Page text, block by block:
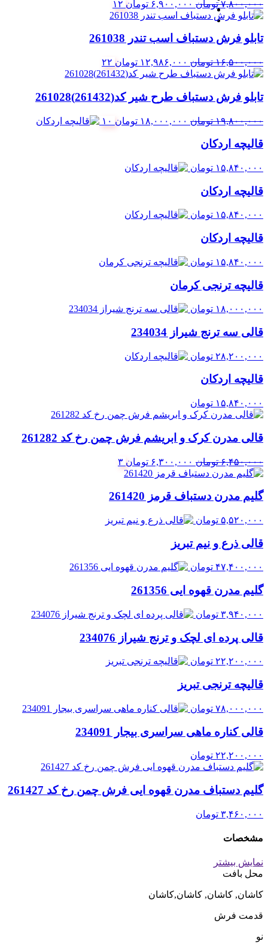
۷,۸۰۰,۰۰۰ تومان قیمت
اصلی:
بود.
۶,۹۰۰,۰۰۰ تومان قیمت
فعلی:
۱۲
تابلو فرش دستباف اسب تندر 261038
۱۶,۵۰۰,۰۰۰ تومان قیمت
اصلی:
بود.
۱۲,۹۸۶,۰۰۰ تومان قیمت
فعلی:
۲۲
تابلو فرش دستباف طرح شیر کد(261432)261028
۱۹,۸۰۰,۰۰۰ تومان قیمت
۱۸,۰۰۰,۰۰۰ تومان قیمت
۱۰
قالیچه اردکان
۱۵,۸۴۰,۰۰۰ تومان
قالیچه اردکان
۱۵,۸۴۰,۰۰۰ تومان
قالیچه اردکان
۱۵,۸۴۰,۰۰۰ تومان
قالیچه ترنجی کرمان
۱۸,۰۰۰,۰۰۰ تومان
قالی سه ترنج شیراز 234034
۲۸,۲۰۰,۰۰۰ تومان
قالیچه اردکان
۱۵,۸۴۰,۰۰۰ تومان
قالی مدرن کرک و ابریشم فرش چمن رخ کد 261282
۶,۴۵۰,۰۰۰ تومان قیمت
اصلی:
بود.
۶,۳۰۰,۰۰۰ تومان قیمت
فعلی:
۳
گلیم مدرن دستباف قرمز 261420
۵,۵۲۰,۰۰۰ تومان
قالی ذرع و نیم تبریز
۴۷,۴۰۰,۰۰۰ تومان
گلیم مدرن قهوه ایی 261356
۳,۹۴۰,۰۰۰ تومان
قالی پرده ای لچک و ترنج شیراز 234076
۲۲,۲۰۰,۰۰۰ تومان
قالیچه ترنجی تبریز
۷۸,۰۰۰,۰۰۰ تومان
قالی کناره ماهی سراسری بیجار 234091
۲۲,۲۰۰,۰۰۰ تومان
گلیم دستباف مدرن قهوه ایی فرش چمن رخ کد 261427
۳,۴۶۰,۰۰۰ تومان
مشخصات
نمایش بیشتر
محل بافت
کاشان, کاشان, کاشان,کاشان
قدمت فرش
نو